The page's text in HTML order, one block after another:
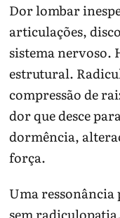
Dor lombar
articulações,
sistema nervoso.
estrutural.
compressão de
dor que desce
dormência,
força.
Uma ressonância
sem